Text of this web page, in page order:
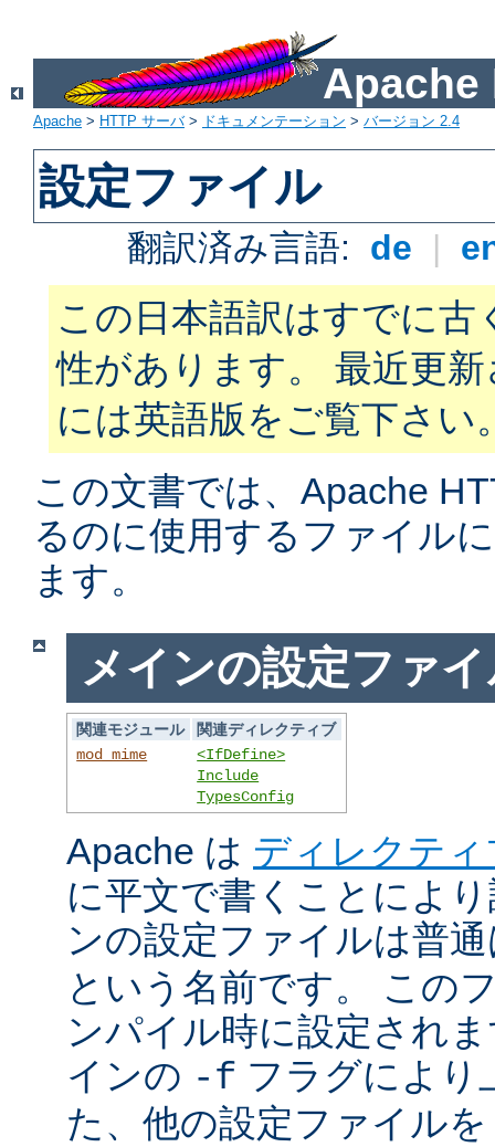
Apache
Apache > HTTP サーバ> ドキュメンテーション > バージョン 2.4
設定ファイル
翻訳済み言語: de |
この日本語訳はすでに古
性があります。 最近更
には英語版をご覧下さい
この文書では、Apache
るのに使用するファイル
ます。
メインの設定ファ
関連モジュール
関連ディレクティブ
mod_mime
<IfDefine>
Include
TypesConfig
Apache は ディレクティ
に平文で書くことによ
ンの設定ファイルは普
という名前です。 この
ンパイル時に設定され
インの -f フラグにより
た、他の設定ファイル